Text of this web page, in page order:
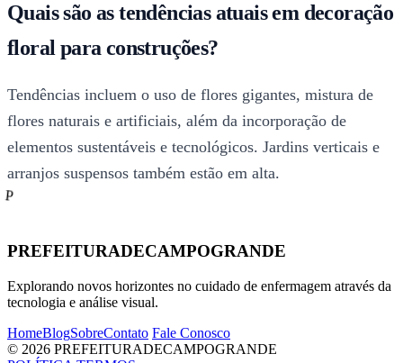
Quais são as tendências atuais em decoração
floral para construções?
Tendências incluem o uso de flores gigantes, mistura de
flores naturais e artificiais, além da incorporação de
elementos sustentáveis e tecnológicos. Jardins verticais e
arranjos suspensos também estão em alta.
PREFEITURADECAMPOGRANDE
Explorando novos horizontes no cuidado de enfermagem através da
tecnologia e análise visual.
HomeBlogSobreContato Fale Conosco
© 2026 PREFEITURADECAMPOGRANDE